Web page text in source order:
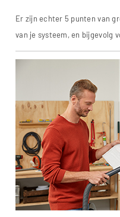
Er zijn echter 5 punten van
van je systeem, en bijgevolg